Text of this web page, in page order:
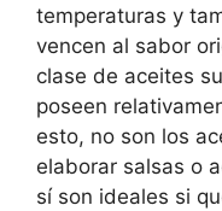
temperaturas y
vencen al sabor
clase de aceites
poseen
esto, no son los
elaborar salsas o
sí son ideales si